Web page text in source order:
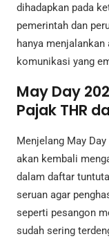
dihadapkan pada
pemerintah dan
hanya
komunikasi yang
May Day
Pajak THR
Menjelang May
akan kembali
dalam daftar
seruan agar
seperti pesangon
sudah sering